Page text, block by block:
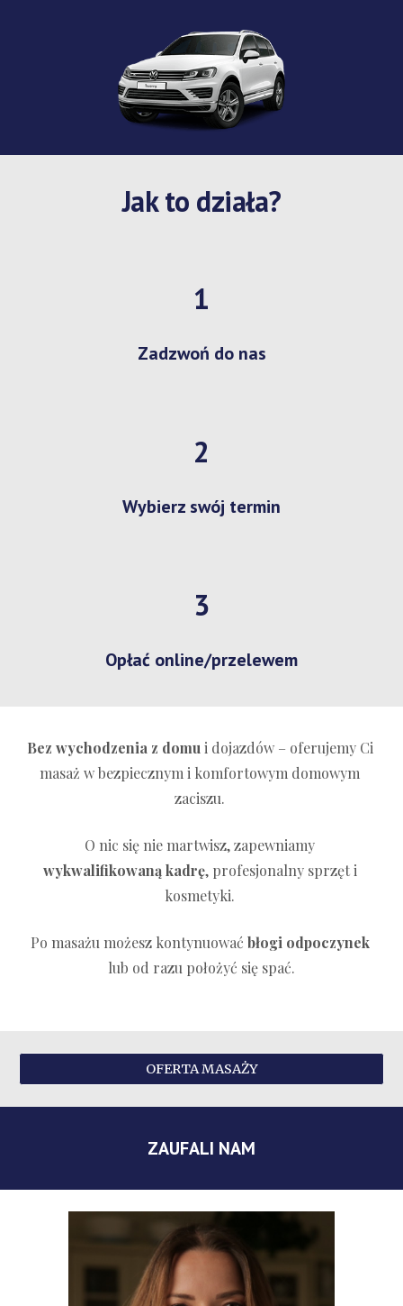
Jak to działa?
1
Zadzwoń do nas
2
Wybierz swój termin
3
Opłać online/przelewem
Bez wychodzenia z domu i dojazdów – oferujemy Ci
masaż w bezpiecznym i komfortowym domowym
zaciszu.
O nic się nie martwisz, zapewniamy
wykwalifikowaną kadrę, profesjonalny sprzęt i
kosmetyki.
Po masażu możesz kontynuować
błogi odpoczynek
lub od razu położyć się spać.
OFERTA MASAŻY
ZAUFALI NAM